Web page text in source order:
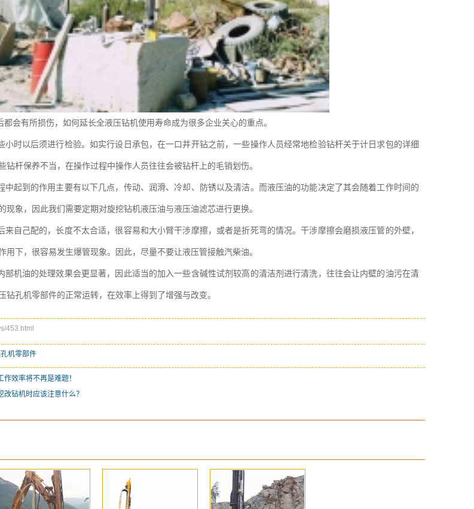
会有所损伤，如何延长全液压钻机使用寿命成为很多企业关心的重点。
小时以后须进行检验。如实行设日承包，在一口井开钻之前，一些操作人员经常地检验钻杆关于计日求包的详细
钻杆保养不当，在操作过程中操作人员往往会被钻杆上的毛销划伤。
中起到的作用主要有以下几点，传动、润滑、冷却、防锈以及清洁。而液压油的功能决定了其会随着工作时间的
现象，因此我们需要定期对旋挖钻机液压油与液压油滤芯进行更换。
来自己配的，长度不太合适，很容易和大小臂干涉摩擦，或者是折死弯的情况。干涉摩擦会磨损液压管的外壁，
用下，很容易发生爆管现象。因此，尽量不要让液压管接触汽柴油。
部机油的处理效果会更显著，因此适当的加入一些含碱性试剂较高的清洁剂进行清洗，往往会让内壁的油污在清
钻孔机零部件的正常运转，在效率上得到了增强与改变。
453.html
机零部件
效率将不再是难题！
钻机时应该注意什么？